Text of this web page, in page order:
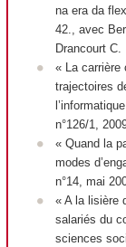
na era da
42., avec
Drancourt C.
« La carrière
trajectoires
n°126/1,
« Quand la
modes
n°14, mai
« A la lisière
salariés du
sciences